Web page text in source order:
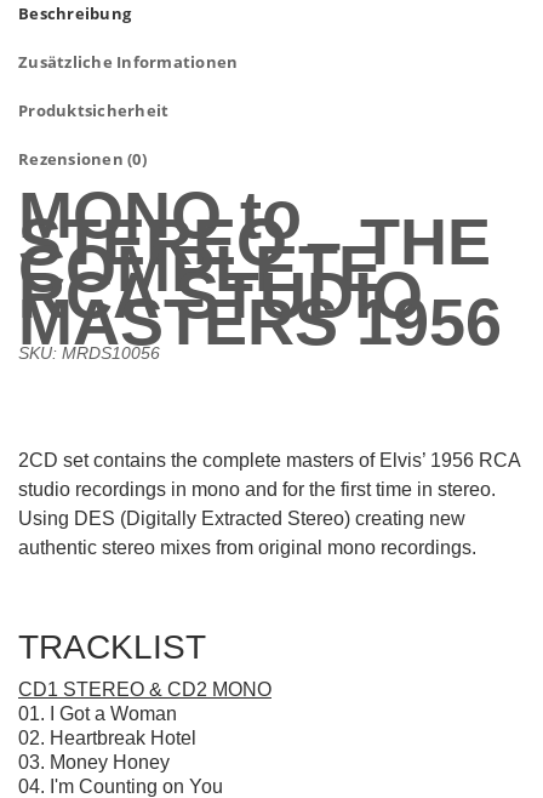
Beschreibung
Zusätzliche Informationen
Produktsicherheit
Rezensionen (0)
MONO to
STEREO – THE
COMPLETE
RCA STUDIO
MASTERS 1956
SKU: MRDS10056
2CD set contains the complete masters of Elvis’ 1956 RCA
studio recordings in mono and for the first time in stereo.
Using DES (Digitally Extracted Stereo) creating new
authentic stereo mixes from original mono recordings.
TRACKLIST
CD1 STEREO & CD2 MONO
01. I Got a Woman
02. Heartbreak Hotel
03. Money Honey
04. I'm Counting on You